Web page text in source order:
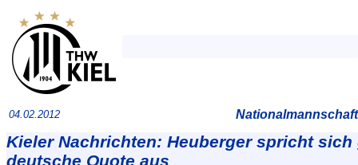
04.02.2012
Kieler Nachrichten: Heuberger spricht sich
deutsche Quote aus